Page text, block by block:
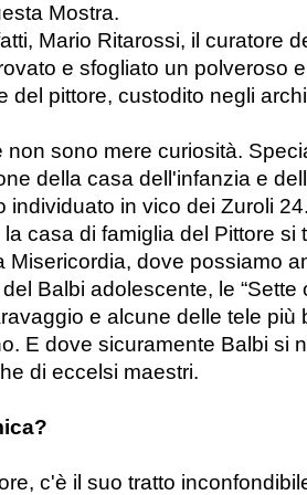
Mostra.
Mario Ritarossi, il curatore
e sfogliato un polveroso
del pittore, custodito negli
non sono mere curiosità.
della casa dell'infanzia e
individuato in vico dei Zuroli
casa di famiglia del Pittore si
Misericordia, dove possiamo
Balbi adolescente, le “Sette
e alcune delle tele più
E dove sicuramente Balbi si
di eccelsi maestri.
c'è il suo tratto